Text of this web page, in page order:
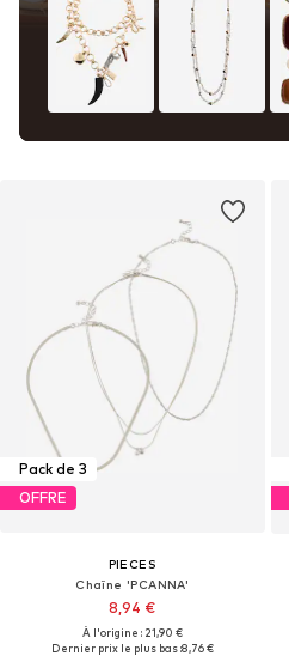
Pack de 3
OFFRE
PIECES
Chaîne 'PCANNA'
8,94 €
À l'origine : 21,90 €
Dernier prix le plus bas :8,76 €